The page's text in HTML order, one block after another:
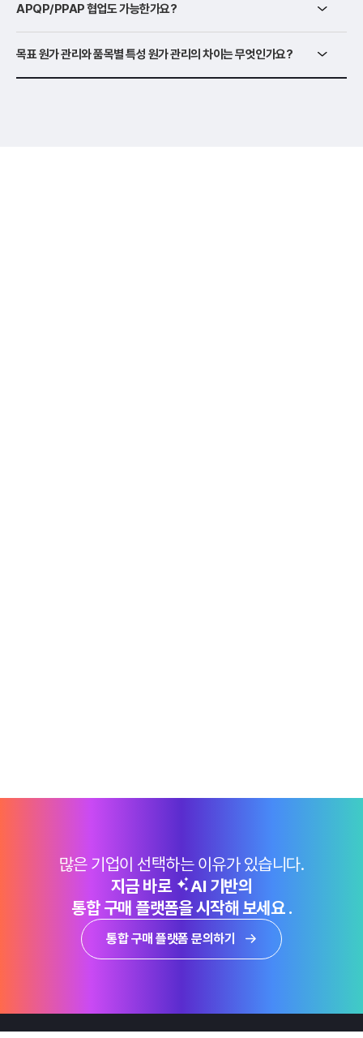
APQP/PPAP 협업도 가능한가요?
목표 원가 관리와 품목별 특성 원가 관리의 차이는 무엇인가요?
많은 기업이 선택하는 이유가 있습니다.
지금 바로
AI 기반의
통합 구매 플랫폼을 시작해 보세요 .
통합 구매 플랫폼 문의하기